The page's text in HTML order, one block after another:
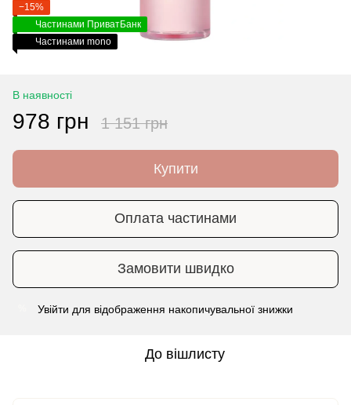
−15%
Частинами ПриватБанк
Частинами mono
В наявності
978 грн 1 151 грн
Купити
Оплата частинами
Замовити швидко
Увійти для відображення накопичувальної знижки
До вішлисту